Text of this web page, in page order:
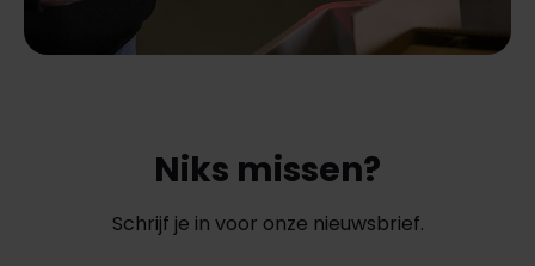
Niks missen?
Schrijf je in voor onze nieuwsbrief.